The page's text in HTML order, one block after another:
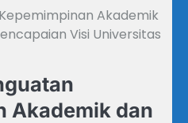
Akademik
Visi Universitas
Akademik dan